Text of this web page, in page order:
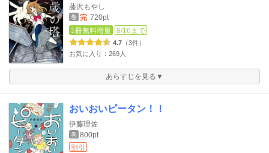
藤沢もやし
巻 完 720pt
1冊無料増量
8/16まで
4.7 （3件）
お気に入り：269人
あらすじを見る▼
おいおいピータン！！
伊藤理佐
巻 800pt
割引